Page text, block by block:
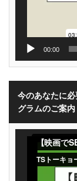
00:00
今のあなたに
グラムのご案内